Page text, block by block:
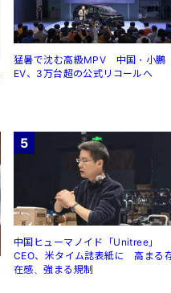
猛暑で沈む高級MPV 中国・小鵬
EV、3万台超の公式リコールへ
5
中国ヒューマノイド「Unitree」
CEO、米タイム誌表紙に 高まる
在感、強まる規制